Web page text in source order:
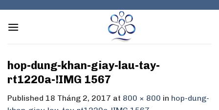
content
hop-dung-khan-giay-lau-tay-
rt1220a-!IMG 1567
Published 18 Tháng 2, 2017 at 800 × 800 in hop-dung-